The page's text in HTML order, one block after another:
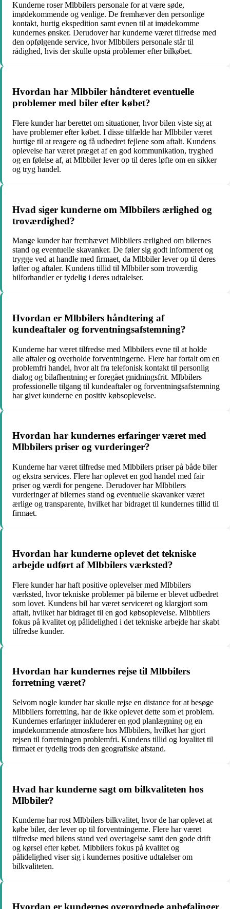
Kunderne roser Mlbbilers personale for at være søde,
imødekommende og venlige. De fremhæver den personlige
kontakt, hurtig ekspedition samt evnen til at imødekomme
kundernes ønsker. Derudover har kunderne været tilfredse med
den opfølgende service, hvor Mlbbilers personale står til
rådighed, hvis der skulle opstå problemer efter bilkøbet.
Hvordan har Mlbbiler håndteret eventuelle
problemer med biler efter købet?
Flere kunder har berettet om situationer, hvor bilen viste sig at
have problemer efter købet. I disse tilfælde har Mlbbiler været
hurtige til at reagere og få udbedret fejlene som aftalt. Kundens
oplevelse har været præget af en god kommunikation, tryghed
og en følelse af, at Mlbbiler lever op til deres løfte om en sikker
og tryg handel.
Hvad siger kunderne om Mlbbilers ærlighed og
troværdighed?
Mange kunder har fremhævet Mlbbilers ærlighed om bilernes
stand og eventuelle skavanker. De føler sig godt informeret og
trygge ved at handle med firmaet, da Mlbbiler lever op til deres
løfter og aftaler. Kundens tillid til Mlbbiler som troværdig
bilforhandler er tydelig i deres udtalelser.
Hvordan er Mlbbilers håndtering af
kundeaftaler og forventningsafstemning?
Kunderne har været tilfredse med Mlbbilers evne til at holde
alle aftaler og overholde forventningerne. Flere har fortalt om en
problemfri handel, hvor alt fra telefonisk kontakt til personlig
dialog og bilafhentning er foregået gnidningsfrit. Mlbbilers
professionelle tilgang til kundeaftaler og forventningsafstemning
har givet kunderne en positiv købsoplevelse.
Hvordan har kundernes erfaringer været med
Mlbbilers priser og vurderinger?
Kunderne har været tilfredse med Mlbbilers priser på både biler
og ekstra services. Flere har oplevet en god handel med fair
priser og værdi for pengene. Derudover har Mlbbilers
vurderinger af bilernes stand og eventuelle skavanker været
ærlige og transparente, hvilket har bidraget til kundernes tillid til
firmaet.
Hvordan har kunderne oplevet det tekniske
arbejde udført af Mlbbilers værksted?
Flere kunder har haft positive oplevelser med Mlbbilers
værksted, hvor tekniske problemer på bilerne er blevet udbedret
som lovet. Kundens bil har været serviceret og klargjort som
aftalt, hvilket har bidraget til en god købsoplevelse. Mlbbilers
fokus på kvalitet og pålidelighed i det tekniske arbejde har skabt
tilfredse kunder.
Hvordan har kundernes rejse til Mlbbilers
forretning været?
Selvom nogle kunder har skulle rejse en distance for at besøge
Mlbbilers forretning, har de ikke oplevet dette som et problem.
Kundernes erfaringer inkluderer en god planlægning og en
imødekommende atmosfære hos Mlbbilers, hvilket har gjort
rejsen til forretningen problemfri. Kundens tillid og loyalitet til
firmaet er tydelig trods den geografiske afstand.
Hvad har kunderne sagt om bilkvaliteten hos
Mlbbiler?
Kunderne har rost Mlbbilers bilkvalitet, hvor de har oplevet at
købe biler, der lever op til forventningerne. Flere har været
tilfredse med bilens stand ved overtagelse samt den gode drift
og kørsel efter købet. Mlbbilers fokus på kvalitet og
pålidelighed viser sig i kundernes positive udtalelser om
bilkvaliteten.
Hvordan er kundernes overordnede anbefalinger